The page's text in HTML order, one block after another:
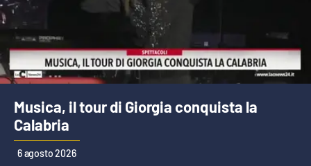
Musica, il tour di Giorgia conquista la
Calabria
6 agosto 2026